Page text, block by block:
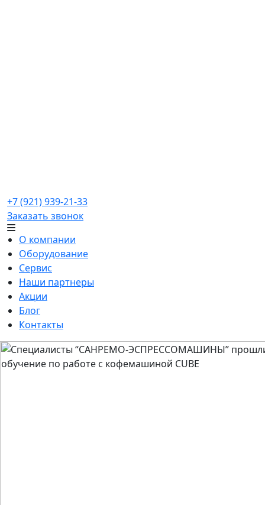
+7 (921) 939-21-33
Заказать звонок
О компании
Оборудование
Сервис
Наши партнеры
Акции
Блог
Контакты